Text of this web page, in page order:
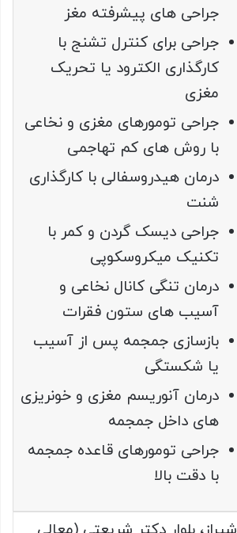
جراحی های پیشرفته مغز
جراحی برای کنترل تشنج با
کارگذاری الکترود یا تحریک
مغزی
جراحی تومورهای مغزی و نخاعی
با روش های کم تهاجمی
درمان هیدروسفالی با کارگذاری
شنت
جراحی دیسک گردن و کمر با
تکنیک میکروسکوپی
درمان تنگی کانال نخاعی و
آسیب های ستون فقرات
بازسازی جمجمه پس از آسیب
یا شکستگی
درمان آنوریسم مغزی و خونریزی
های داخل جمجمه
جراحی تومورهای قاعده جمجمه
با دقت بالا